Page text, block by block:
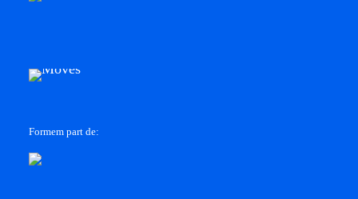
Formem part de: